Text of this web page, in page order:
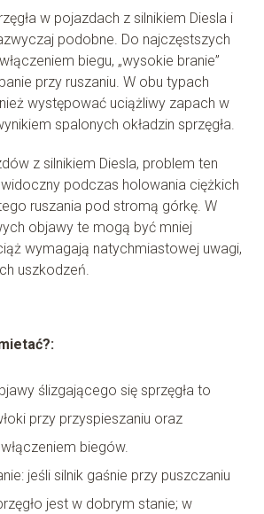
w pojazdach z silnikiem Diesla i
podobne. Do najczęstszych
biegu, „wysokie branie”
przy ruszaniu. W obu typach
występować uciążliwy zapach w
spalonych okładzin sprzęgła.
z silnikiem Diesla, problem ten
podczas holowania ciężkich
ruszania pod stromą górkę. W
objawy te mogą być mniej
wymagają natychmiastowej uwagi,
uszkodzeń.
ślizgającego się sprzęgła to
przy przyspieszaniu oraz
biegów.
jeśli silnik gaśnie przy puszczaniu
jest w dobrym stanie; w